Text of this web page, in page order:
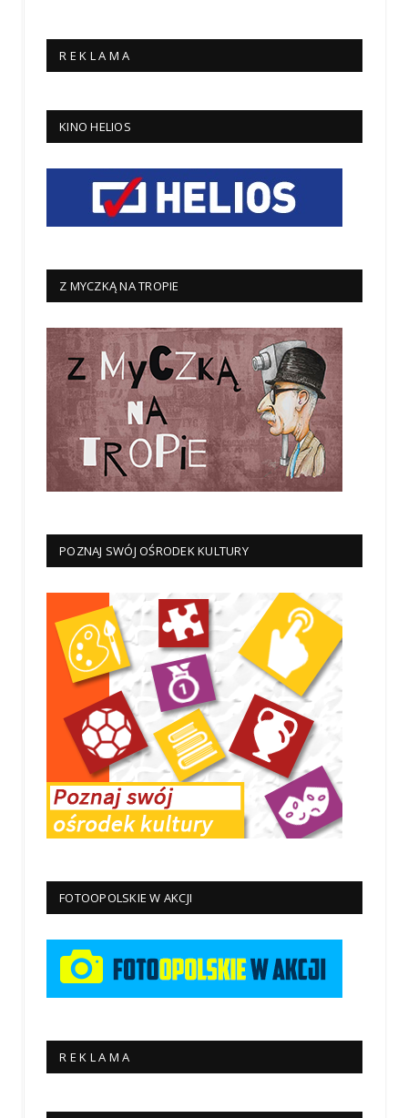
R E K L A M A
KINO HELIOS
Z MYCZKĄ NA TROPIE
POZNAJ SWÓJ OŚRODEK KULTURY
FOTOOPOLSKIE W AKCJI
R E K L A M A